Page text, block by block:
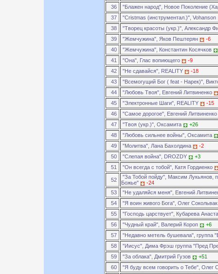
36
"Блажен народ", Новое Поколение
37
"Cristmas (инструментал.)", Vohanson
38
"Творец красоты (укр.)", Александр
39
"Жемчужина", Яков Пештерян
-6
40
"Жемчужина", Константин Косячков
41
"Она", Глас вопиющего
-9
42
"Не сдавайся", REALITY
-18
43
"Всемогущий Бог ( feat - Нарек)",
44
"Любовь Твоя", Евгений Литвиненко
45
"Электронные Шаги", REALITY
-15
46
"Самое дорогое", Евгений Литвиненко
47
"Твоя (укр.)", Оксамита
+26
48
"Любовь сильнее войны", Оксамита
49
"Молитва", Лана Бахолдина
-2
50
"Слепая война", DROZDY
+3
51
"Он всегда с тобой", Катя Гордиенко
52
"За Тобой пойду", Максим Лукьянов,
Божье"
-24
53
"Не удаляйся меня", Евгений
54
"Я воин живого Бога", Олег
55
"Господь царствует", Кубарева
56
"Чудный край", Валерий Короп
+6
57
"Недавно метель бушевала", группа
58
"Иисус", Дима Фрэш группа "Пред
59
"За облака", Дмитрий Гузов
+51
60
"Я буду всем говорить о Тебе", Олег